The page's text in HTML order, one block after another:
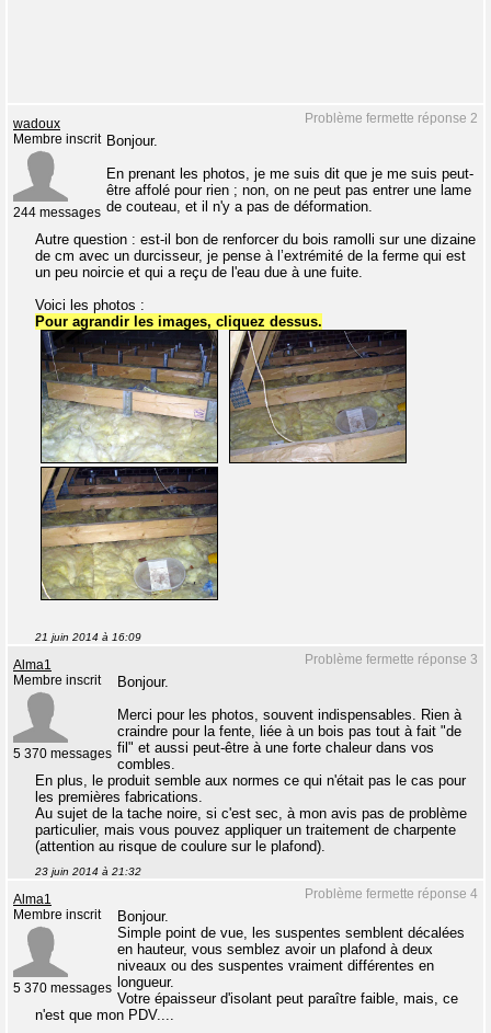
Problème fermette réponse 2
wadoux
Membre inscrit
244 messages
Bonjour.
En prenant les photos, je me suis dit que je me suis peut-
être affolé pour rien ; non, on ne peut pas entrer une lame
de couteau, et il n'y a pas de déformation.
Autre question : est-il bon de renforcer du bois ramolli sur une dizaine
de cm avec un durcisseur, je pense à l’extrémité de la ferme qui est
un peu noircie et qui a reçu de l'eau due à une fuite.
Voici les photos :
Pour agrandir les images, cliquez dessus.
21 juin 2014 à 16:09
Problème fermette réponse 3
Alma1
Membre inscrit
5 370 messages
Bonjour.
Merci pour les photos, souvent indispensables. Rien à
craindre pour la fente, liée à un bois pas tout à fait "de
fil" et aussi peut-être à une forte chaleur dans vos
combles.
En plus, le produit semble aux normes ce qui n'était pas le cas pour
les premières fabrications.
Au sujet de la tache noire, si c'est sec, à mon avis pas de problème
particulier, mais vous pouvez appliquer un traitement de charpente
(attention au risque de coulure sur le plafond).
23 juin 2014 à 21:32
Problème fermette réponse 4
Alma1
Membre inscrit
5 370 messages
Bonjour.
Simple point de vue, les suspentes semblent décalées
en hauteur, vous semblez avoir un plafond à deux
niveaux ou des suspentes vraiment différentes en
longueur.
Votre épaisseur d'isolant peut paraître faible, mais, ce
n'est que mon PDV....